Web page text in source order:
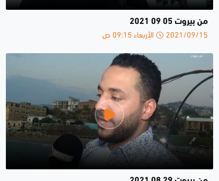
من بيروت 05 09 2021
2021/09/15 الأربعاء 09:15 ص